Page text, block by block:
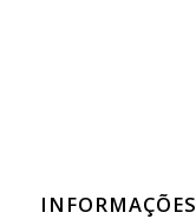
INFORMAÇÕES